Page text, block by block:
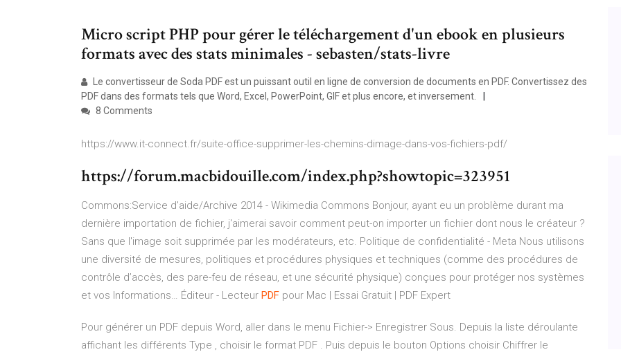
Micro script PHP pour gérer le téléchargement d'un ebook en plusieurs
formats avec des stats minimales - sebasten/stats-livre
Le convertisseur de Soda PDF est un puissant outil en ligne de conversion de documents en PDF. Convertissez des
PDF dans des formats tels que Word, Excel, PowerPoint, GIF et plus encore, et inversement.
8 Comments
https://www.it-connect.fr/suite-office-supprimer-les-chemins-dimage-dans-vos-fichiers-pdf/
https://forum.macbidouille.com/index.php?showtopic=323951
Commons:Service d'aide/Archive 2014 - Wikimedia Commons Bonjour, ayant eu un problème durant ma
dernière importation de fichier, j'aimerai savoir comment peut-on importer un fichier dont nous le créateur ?
Sans que l'image soit supprimée par les modérateurs, etc. Politique de confidentialité - Meta Nous utilisons
une diversité de mesures, politiques et procédures physiques et techniques (comme des procédures de
contrôle d’accès, des pare-feu de réseau, et une sécurité physique) conçues pour protéger nos systèmes
et vos Informations… Éditeur - Lecteur PDF pour Mac | Essai Gratuit | PDF Expert
Pour générer un PDF depuis Word, aller dans le menu Fichier-> Enregistrer Sous. Depuis la liste déroulante
affichant les différents Type , choisir le format PDF . Puis depuis le bouton Options choisir Chiffrer le